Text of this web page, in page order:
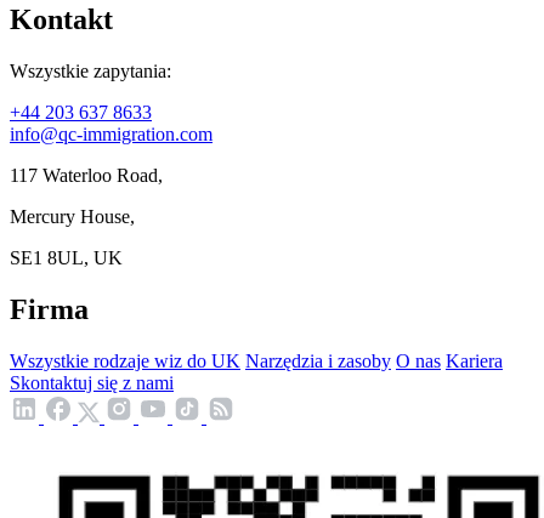
Kontakt
Wszystkie zapytania:
+44 203 637 8633
info@qc-immigration.com
117 Waterloo Road,
Mercury House,
SE1 8UL, UK
Firma
Wszystkie rodzaje wiz do UK Narzędzia i zasoby O nas Kariera
Skontaktuj się z nami